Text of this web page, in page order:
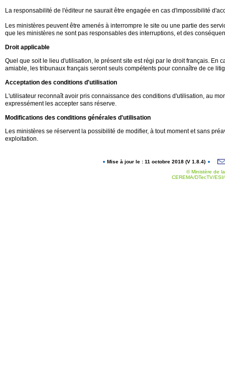
La responsabilité de l'éditeur ne saurait être engagée en cas d'impossibilité
Les ministères peuvent être amenés à interrompre le site ou une partie des
que les ministères ne sont pas responsables des interruptions, et des
Droit applicable
Quel que soit le lieu d'utilisation, le présent site est régi par le droit français. En
amiable, les tribunaux français seront seuls compétents pour connaître de ce
Acceptation des conditions d'utilisation
L'utilisateur reconnaît avoir pris connaissance des conditions d'utilisation, au
expressément les accepter sans réserve.
Modifications des conditions générales d'utilisation
Les ministères se réservent la possibilité de modifier, à tout moment et sans
exploitation.
Mise à jour le : 11 octobre 2018 (V 1.8.4)
© Ministère de
CEREMA/DTecTV/